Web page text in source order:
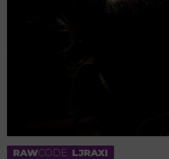
RAWCODE LJRAXI